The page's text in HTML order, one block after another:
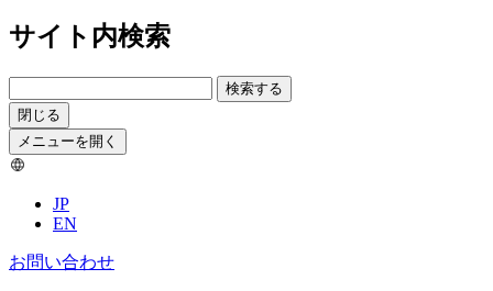
サイト内検索
検索する
閉じる
メニューを開く
JP
EN
お問い合わせ